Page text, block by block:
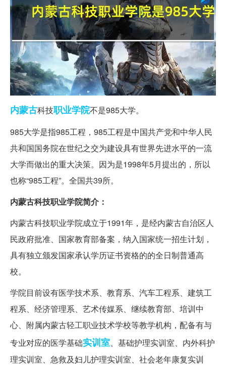
内蒙古科技职业学院不是985大学。
985大学是指985工程，985工程是中国共产党和中华人民
共和国国务院在世纪之交为建设具有世界先进水平的一流
大学而做出的重大决策。因为是1998年5月提出的，所以
也称“985工程”。全国共39所。
内蒙古科技职业学院简介：
内蒙古科技职业学院成立于1991年，是经内蒙古自治区人
民政府批准、国家教育部备案，纳入国家统一招生计划，
具有独立颁发国家承认学历证书资格的的全日制普通高
校。
学院目前设有医学技术系、教育系、汽车工程系、建筑工
程系、经济管理系、艺术传媒系、继续教育部、培训中
心、附属内蒙古轻工职业技术学校等教学机构，配备有与
专业对应的医学基础实训室、基础护理实训室、内外科护
理实训室、急救及妇儿护理实训室、社会老年康复实训